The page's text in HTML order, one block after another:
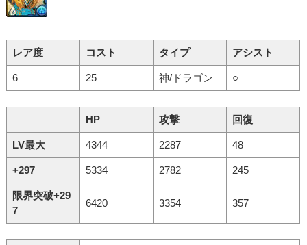
レア度 コスト タイプ アシスト
6 25 神/ドラゴン ○
HP 攻撃 回復
LV最大 4344 2287 48
+297 5334 2782 245
限界突破+29
7
6420 3354 357